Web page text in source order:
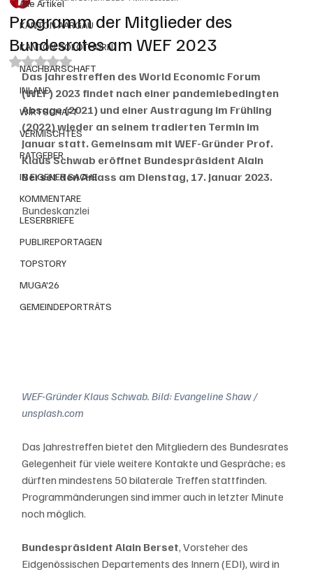
Alle Artikel
KANTON AARGAU
KANTON SOLOTHURN
NACHBARSCHAFT
INLAND
WIRTSCHAFT
VERMISCHTES
RATGEBER
IN EIGENER SACHE
KOMMENTARE
LESERBRIEFE
PUBLIREPORTAGEN
TOPSTORY
MUGA'26
GEMEINDEPORTRÄTS
Programm der Mitglieder des
Bundesrates am WEF 2023
Mit NaN von 5 Sternen bewertet.
Das Jahrestreffen des World Economic Forum
(WEF) 2023 findet nach einer pandemiebedingten
Absage (2021) und einer Austragung im Frühling
(2022) wieder an seinem tradierten Termin im
Januar statt. Gemeinsam mit WEF-Gründer Prof.
Klaus Schwab eröffnet Bundespräsident Alain
Berset den Anlass am Dienstag, 17. Januar 2023.
Bundeskanzlei
WEF-Gründer Klaus Schwab. Bild: Evangeline Shaw /
unsplash.com
Das Jahrestreffen bietet den Mitgliedern des Bundesrates
Gelegenheit für viele weitere Kontakte und Gespräche; es
dürften mindestens 50 bilaterale Treffen stattfinden.
Programmänderungen sind immer auch in letzter Minute
noch möglich.
Bundespräsident Alain Berset, Vorsteher des
Eidgenössischen Departements des Innern (EDI), wird in